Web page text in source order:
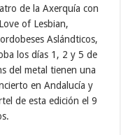
de la Axerquía con
of Lesbian,
Aslándticos,
los días 1, 2 y 5 de
del metal tienen una
en Andalucía y
de esta edición el 9